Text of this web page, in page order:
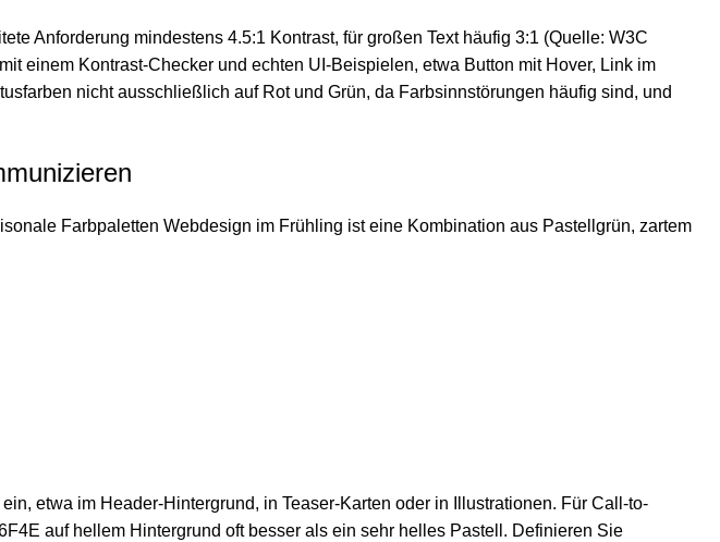
Anforderung mindestens 4.5:1 Kontrast, für großen Text häufig 3:1 (Quelle: W3C
einem Kontrast-Checker und echten UI-Beispielen, etwa Button mit Hover, Link im
nicht ausschließlich auf Rot und Grün, da Farbsinnstörungen häufig sind, und
Farbpaletten Webdesign im Frühling ist eine Kombination aus Pastellgrün, zartem
etwa im Header-Hintergrund, in Teaser-Karten oder in Illustrationen. Für Call-to-
auf hellem Hintergrund oft besser als ein sehr helles Pastell. Definieren Sie